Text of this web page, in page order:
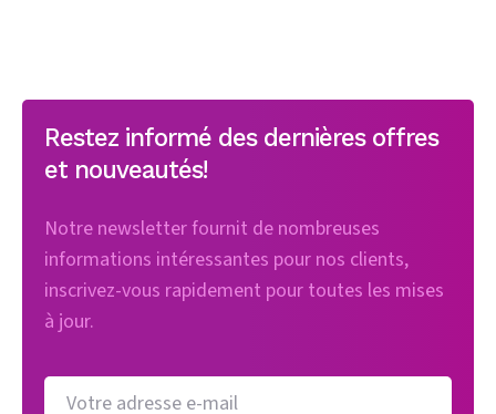
Restez informé des dernières offres
et nouveautés!
Notre newsletter fournit de nombreuses
informations intéressantes pour nos clients,
inscrivez-vous rapidement pour toutes les mises
à jour.